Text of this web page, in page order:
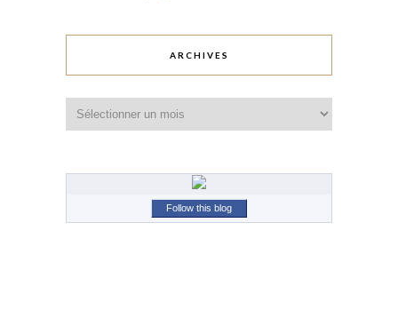
ARCHIVES
Follow this blog